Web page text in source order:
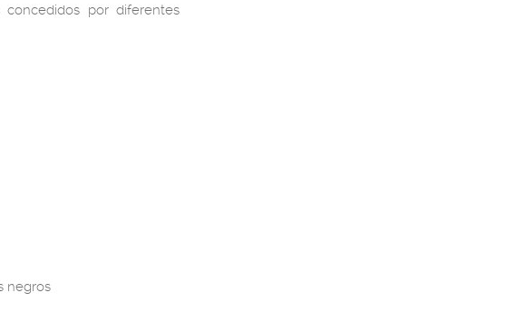
concedidos por diferentes
negros